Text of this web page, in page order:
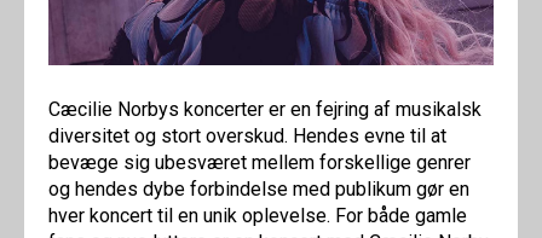
Cæcilie Norbys koncerter er en fejring af musikalsk
diversitet og stort overskud. Hendes evne til at
bevæge sig ubesværet mellem forskellige genrer
og hendes dybe forbindelse med publikum gør en
hver koncert til en unik oplevelse. For både gamle